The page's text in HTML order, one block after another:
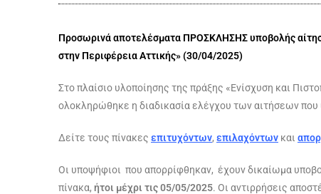
Προσωρινά αποτελέσματα ΠΡΟΣΚΛΗΣΗΣ υποβολής
στην Περιφέρεια Αττικής» (30/04/2025)
Στο πλαίσιο υλοποίησης της πράξης «Ενίσχυση και
ολοκληρώθηκε η διαδικασία ελέγχου των αιτήσεων
Δείτε τους πίνακες επιτυχόντων, επιλαχόντων και
Οι υποψήφιοι που απορρίφθηκαν, έχουν δικαίωμα
πίνακα, ήτοι μέχρι τις 05/05/2025. Οι αντιρρήσεις